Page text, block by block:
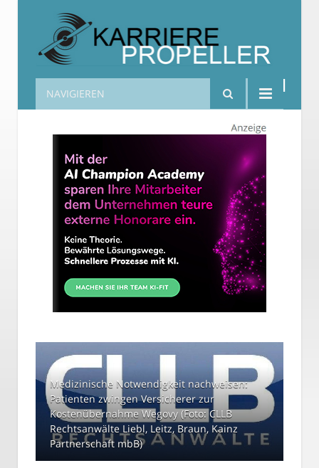
Karrierepropeller
NAVIGIEREN
Medizinische Notwendigkeit nachweisen:
Patienten zwingen Versicherer zur
Kostenübernahme Wegovy (Foto: CLLB
Rechtsanwälte Liebl, Leitz, Braun, Kainz
Partnerschaft mbB)